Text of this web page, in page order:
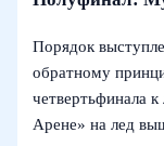
Порядок
обратному
четвертьфинала
Арене» на лед